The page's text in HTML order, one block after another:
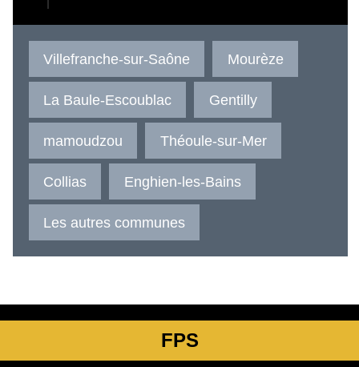
Villefranche-sur-Saône Mourèze
La Baule-Escoublac Gentilly
mamoudzou Théoule-sur-Mer
Collias Enghien-les-Bains
Les autres communes
FPS